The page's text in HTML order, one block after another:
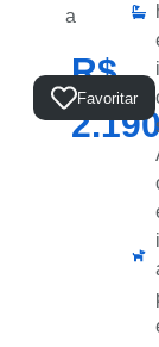
Favoritar
a
Total:
R$